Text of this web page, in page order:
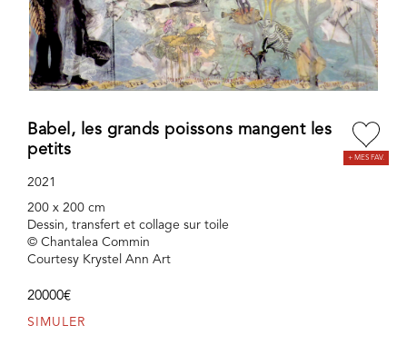
Babel, les grands poissons mangent les
petits
2021
200 x 200 cm
Dessin, transfert et collage sur toile
© Chantalea Commin
Courtesy Krystel Ann Art
20000€
SIMULER